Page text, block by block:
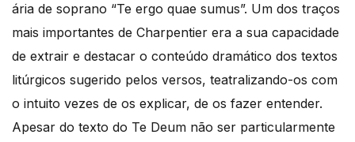
ária de soprano “Te ergo quae sumus”. Um dos traços
mais importantes de Charpentier era a sua capacidade
de extrair e destacar o conteúdo dramático dos textos
litúrgicos sugerido pelos versos, teatralizando-os com
o intuito vezes de os explicar, de os fazer entender.
Apesar do texto do Te Deum não ser particularmente